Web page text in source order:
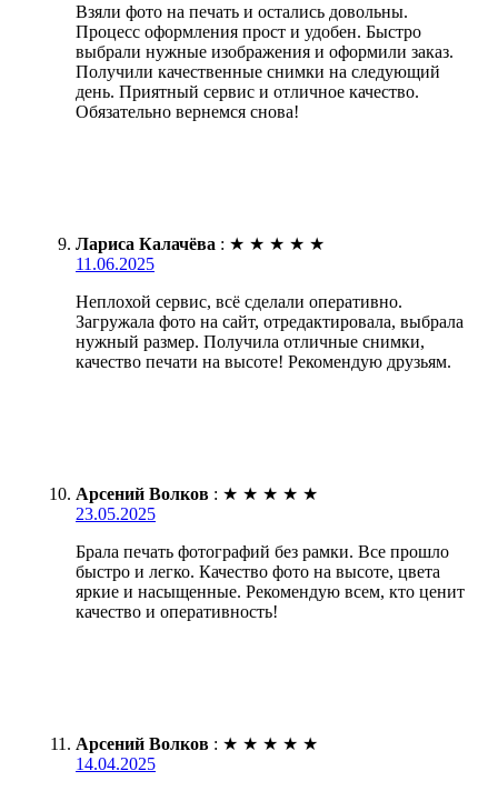
Взяли фото на печать и остались довольны.
Процесс оформления прост и удобен. Быстро
выбрали нужные изображения и оформили заказ.
Получили качественные снимки на следующий
день. Приятный сервис и отличное качество.
Обязательно вернемся снова!
Лариса Калачёва : ★ ★ ★ ★ ★
11.06.2025
Неплохой сервис, всё сделали оперативно.
Загружала фото на сайт, отредактировала, выбрала
нужный размер. Получила отличные снимки,
качество печати на высоте! Рекомендую друзьям.
Арсений Волков : ★ ★ ★ ★ ★
23.05.2025
Брала печать фотографий без рамки. Все прошло
быстро и легко. Качество фото на высоте, цвета
яркие и насыщенные. Рекомендую всем, кто ценит
качество и оперативность!
Арсений Волков : ★ ★ ★ ★ ★
14.04.2025